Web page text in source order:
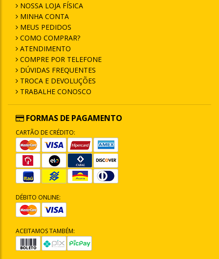
NOSSA LOJA FÍSICA
MINHA CONTA
MEUS PEDIDOS
COMO COMPRAR?
ATENDIMENTO
COMPRE POR TELEFONE
DÚVIDAS FREQUENTES
TROCA E DEVOLUÇÕES
TRABALHE CONOSCO
FORMAS DE PAGAMENTO
CARTÃO DE CRÉDITO:
DÉBITO ONLINE:
ACEITAMOS TAMBÉM: